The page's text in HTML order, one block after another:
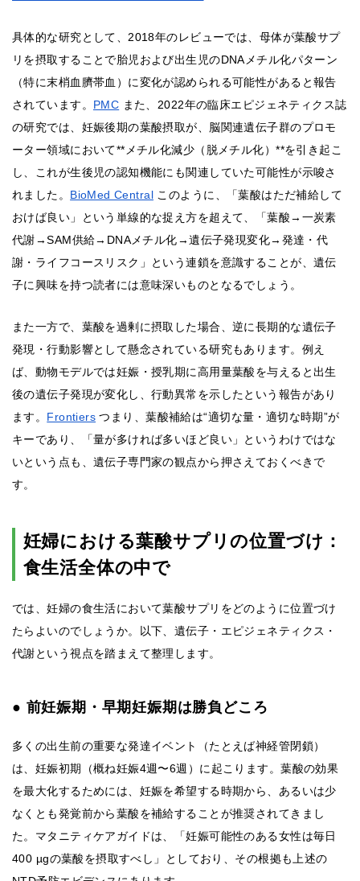
具体的な研究として、2018年のレビューでは、母体が葉酸サプ
リを摂取することで胎児および出生児のDNAメチル化パターン
（特に末梢血臍帯血）に変化が認められる可能性があると報告
されています。 PMC また、2022年の臨床エピジェネティクス誌
の研究では、妊娠後期の葉酸摂取が、脳関連遺伝子群のプロモ
ーター領域において**メチル化減少（脱メチル化）**を引き起こ
し、これが生後児の認知機能にも関連していた可能性が示唆さ
れました。 BioMed Central このように、「葉酸はただ補給して
おけば良い」という単線的な捉え方を超えて、「葉酸→一炭素
代謝→SAM供給→DNAメチル化→遺伝子発現変化→発達・代
謝・ライフコースリスク」という連鎖を意識することが、遺伝
子に興味を持つ読者には意味深いものとなるでしょう。
また一方で、葉酸を過剰に摂取した場合、逆に長期的な遺伝子
発現・行動影響として懸念されている研究もあります。例え
ば、動物モデルでは妊娠・授乳期に高用量葉酸を与えると出生
後の遺伝子発現が変化し、行動異常を示したという報告があり
ます。 Frontiers つまり、葉酸補給は“適切な量・適切な時期”が
キーであり、「量が多ければ多いほど良い」というわけではな
いという点も、遺伝子専門家の観点から押さえておくべきで
す。
妊婦における葉酸サプリの位置づけ：
食生活全体の中で
では、妊婦の食生活において葉酸サプリをどのように位置づけ
たらよいのでしょうか。以下、遺伝子・エピジェネティクス・
代謝という視点を踏まえて整理します。
● 前妊娠期・早期妊娠期は勝負どころ
多くの出生前の重要な発達イベント（たとえば神経管閉鎖）
は、妊娠初期（概ね妊娠4週〜6週）に起こります。葉酸の効果
を最大化するためには、妊娠を希望する時期から、あるいは少
なくとも発覚前から葉酸を補給することが推奨されてきまし
た。マタニティケアガイドは、「妊娠可能性のある女性は毎日
400 µgの葉酸を摂取すべし」としており、その根拠も上述の